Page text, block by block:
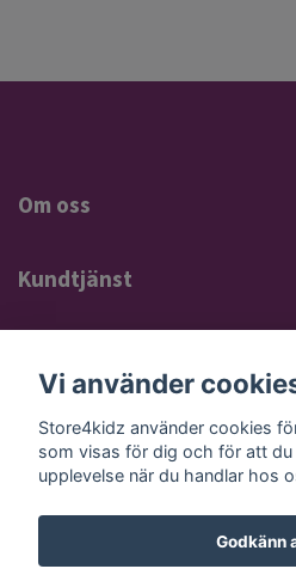
Om oss
Kundtjänst
Sociala medier
Vi använder
Store4kidz använder cookies
som visas för dig och för att
upplevelse när du handlar hos
Godkänn